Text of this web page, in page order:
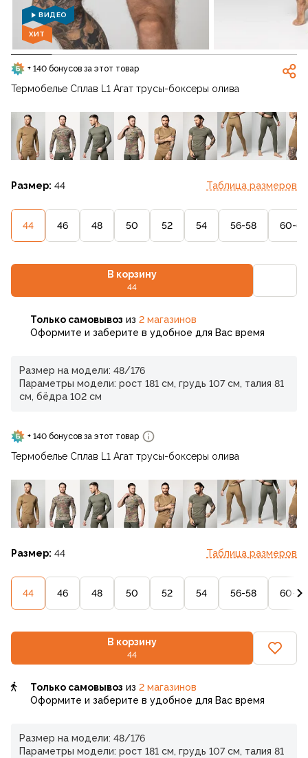
ВИДЕО
ХИТ
+ 140 бонусов за этот товар
Термобелье Сплав L1 Агат трусы-боксеры олива
Размер: 44 Таблица размеров
44 46 48 50 52 54 56-58 60-62
В корзину
44
Только самовывоз из 2 магазинов
Оформите и заберите в удобное для Вас время
Размер на модели: 48/176
Параметры модели: рост 181 см, грудь 107 см, талия 81
см, бёдра 102 см
+ 140 бонусов за этот товар
Термобелье Сплав L1 Агат трусы-боксеры олива
Размер: 44 Таблица размеров
44 46 48 50 52 54 56-58 60-62
В корзину
44
Только самовывоз из 2 магазинов
Оформите и заберите в удобное для Вас время
Размер на модели: 48/176
Параметры модели: рост 181 см, грудь 107 см, талия 81